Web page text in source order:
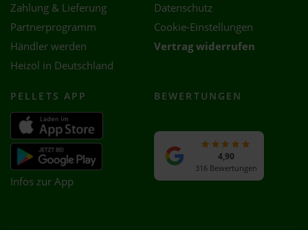
Zahlung & Lieferung
Partnerprogramm
Händler werden
Heizöl in Deutschland
Datenschutz
Cookie-Einstellungen
Vertrag widerrufen
PELLETS APP
Infos zur App
BEWERTUNGEN
4,90
316 Bewertungen